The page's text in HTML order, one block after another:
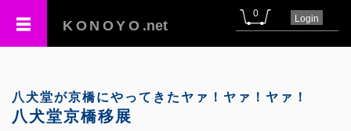
KONOYO .net
0 Login
八犬堂が京橋にやってきたヤァ！ヤァ！ヤァ！
八犬堂京橋移展